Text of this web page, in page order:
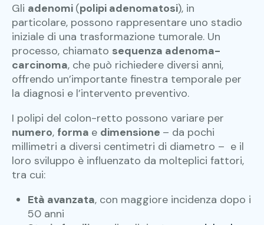
Gli adenomi (polipi adenomatosi), in
particolare, possono rappresentare uno stadio
iniziale di una trasformazione tumorale. Un
processo, chiamato sequenza adenoma-
carcinoma, che può richiedere diversi anni,
offrendo un’importante finestra temporale per
la diagnosi e l’intervento preventivo.
I polipi del colon-retto possono variare per
numero, forma e dimensione – da pochi
millimetri a diversi centimetri di diametro – e il
loro sviluppo è influenzato da molteplici fattori,
tra cui:
Età avanzata, con maggiore incidenza dopo i
50 anni